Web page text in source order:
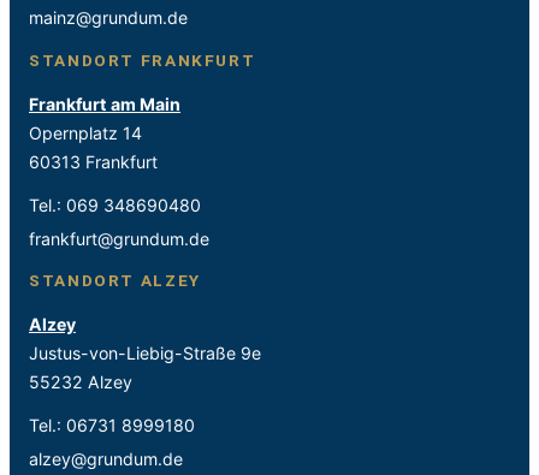
mainz@grundum.de
STANDORT FRANKFURT
Frankfurt am Main
Opernplatz 14
60313 Frankfurt
Tel.: 069 348690480
frankfurt@grundum.de
STANDORT ALZEY
Alzey
Justus-von-Liebig-Straße 9e
55232 Alzey
Tel.: 06731 8999180
alzey@grundum.de